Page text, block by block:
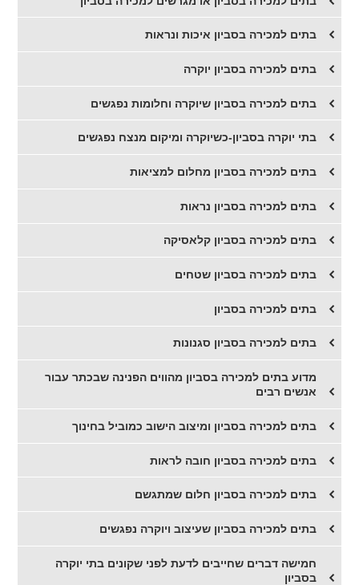
בתים למכירה בסביון איכות ונראות
בתים למכירה בסביון יוקרה
בתים למכירה בסביון שיוקרה וחלומות נפגשים
בתי יוקרה בסביון-כשיוקרה ומיקום מנצח נפגשים
​בתים למכירה בסביון מחלום למציאות
​בתים למכירה בסביון נראות
​בתים למכירה בסביון קלאסיקה
​בתים למכירה בסביון שטחים
​בתים למכירה בסביון
בתים למכירה בסביון סגנונות
​מדוע בתים למכירה בסביון מהווים הפנינה שבכתר עבור
אנשים רבים
בתים למכירה בסביון ומיצוב הישוב כמוביל בחינוך
בתים למכירה בסביון חובה לראות
בתים למכירה בסביון חלום שמתגשם
בתים למכירה בסביון שעיצוב ויוקרה נפגשים
חמישה דברים שחייבים לדעת לפני שקונים בתי יוקרה
בסביון